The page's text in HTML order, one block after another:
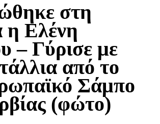
στη
η Ελένη
– Γύρισε με
από το
Σάμπο
(φώτο)